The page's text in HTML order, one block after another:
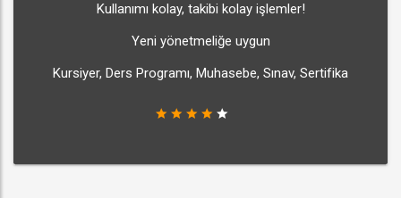
Kullanımı kolay, takibi kolay işlemler!
Yeni yönetmeliğe uygun
Kursiyer, Ders Programı, Muhasebe, Sınav, Sertifika